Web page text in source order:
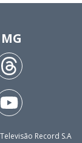
Record S.A